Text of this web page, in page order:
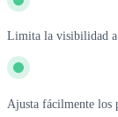
Limita la visibilidad a
Ajusta fácilmente los